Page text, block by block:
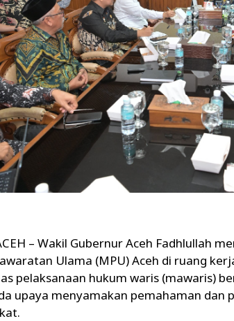
– Wakil Gubernur Aceh Fadhlullah
Ulama (MPU) Aceh di ruang
pelaksanaan hukum waris (mawaris)
upaya menyamakan pemahaman dan